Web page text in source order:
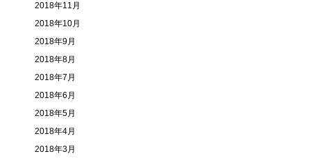
2018年11月
2018年10月
2018年9月
2018年8月
2018年7月
2018年6月
2018年5月
2018年4月
2018年3月